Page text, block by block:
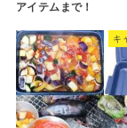
アイテムまで！
キ